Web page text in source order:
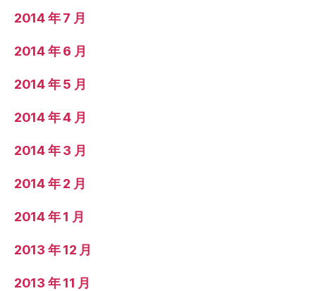
2014 年 7 月
2014 年 6 月
2014 年 5 月
2014 年 4 月
2014 年 3 月
2014 年 2 月
2014 年 1 月
2013 年 12 月
2013 年 11 月